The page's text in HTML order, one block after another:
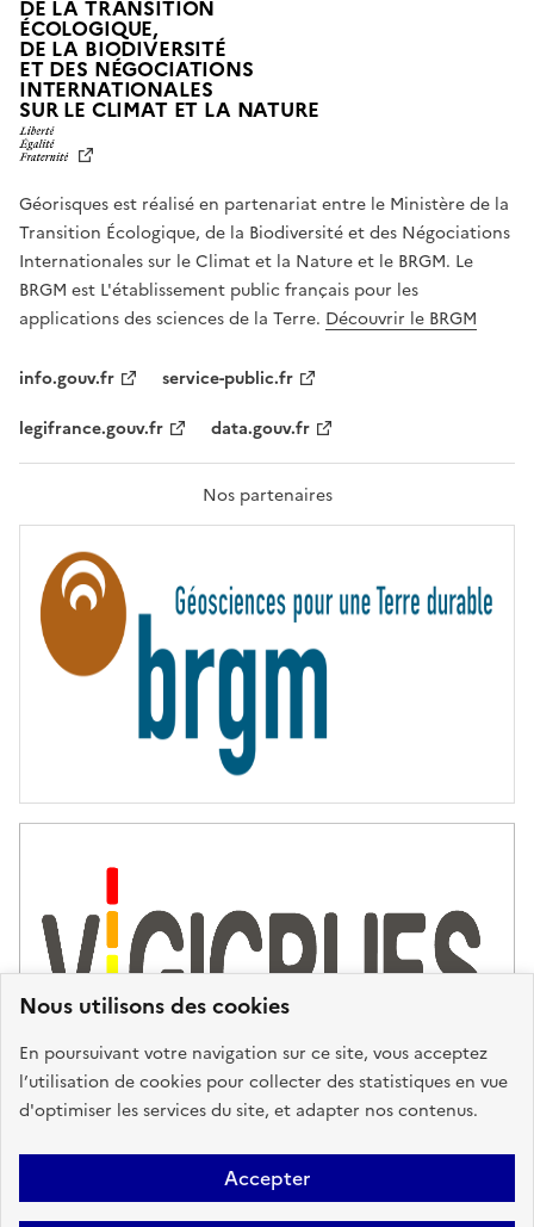
Nous utilisons des cookies
En poursuivant votre navigation sur ce site, vous acceptez
l’utilisation de cookies pour collecter des statistiques en vue
d'optimiser les services du site, et adapter nos contenus.
Accepter
DE LA TRANSITION
ÉCOLOGIQUE,
DE LA BIODIVERSITÉ
ET DES NÉGOCIATIONS
INTERNATIONALES
SUR LE CLIMAT ET LA NATUREL
T
É
,
É
G
A
L
F
A
T
R
T
É
Géorisques est réalisé en partenariat entre le Ministère de la
Transition Écologique, de la Biodiversité et des Négociations
Internationales sur le Climat et la Nature et le BRGM. Le
BRGM est L'établissement public français pour les
applications des sciences de la Terre. Découvrir le BRGM
info.gouv.fr
service-public.fr
legifrance.gouv.fr
data.gouv.fr
Nos partenaires
Légales
Données personnelles Gestion des cookies FAQ